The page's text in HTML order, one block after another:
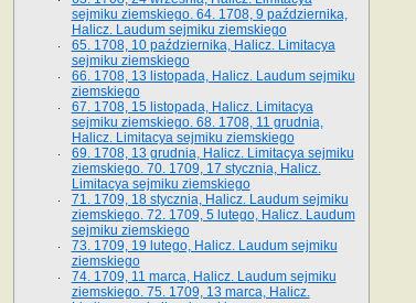
sejmiku ziemskiego. 64. 1708, 9 października,
Halicz. Laudum sejmiku ziemskiego
65­. 1708, 10 października, Halicz. Limitacya
sejmiku ziemskiego
66. 1708, 13 listopada, Halicz. Laudum sejmiku
ziemskiego
67. 1708, 15 listopada, Halicz. Limitacya
sejmiku ziemskiego. 68. 1708, 11 grudnia,
Halicz. Limitacya sejmiku ziemskiego
69. 1708, 13 grudnia, Halicz. Limitacya sejmiku
ziemskiego. 70. 1709, 17 stycznia, Halicz.
Limitacya sejmiku ziemskiego
71. 1709, 18 stycznia, Halicz. Laudum sejmiku
ziemskiego. 72. 1709, 5 lutego, Halicz. Laudum
sejmiku ziemskiego
73. 1709, 19 lutego, Halicz. Laudum sejmiku
ziemskiego
74. 1709, 11 marca, Halicz. Laudum sejmiku
ziemskiego. 75. 1709, 13 marca, Halicz.